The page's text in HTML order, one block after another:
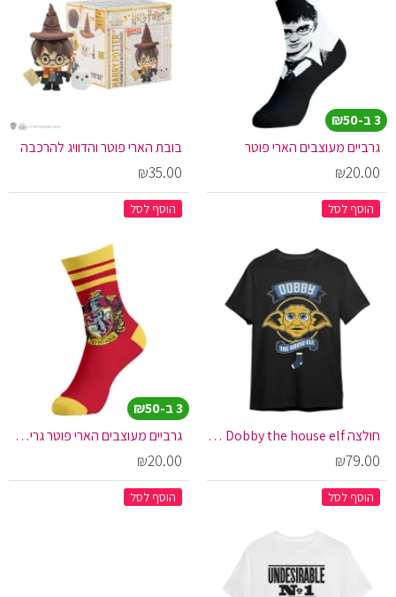
3 ב-₪50
גרביים מעוצבים הארי פוטר
₪20.00
הוסף לסל
בובת הארי פוטר והדוויג להרכבה
₪35.00
הוסף לסל
חולצה Dobby the house elf שחורה
₪79.00
הוסף לסל
3 ב-₪50
גרביים מעוצבים הארי פוטר גריפינדור
₪20.00
הוסף לסל